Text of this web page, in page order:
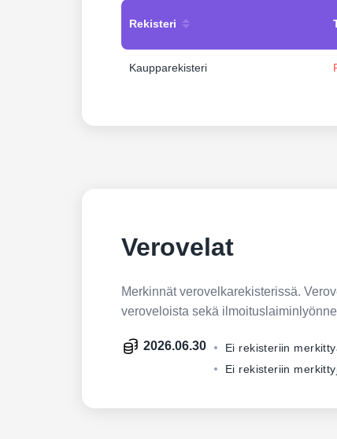
Rekisteri
Kaupparekisteri
Verovelat
Merkinnät verovelkarekisterissä.
veroveloista sekä
2026.06.30
Ei rekisteriin
Ei rekisteriin